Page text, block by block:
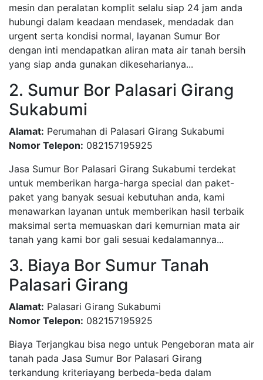
mesin dan peralatan komplit selalu siap 24 jam anda
hubungi dalam keadaan mendasek, mendadak dan
urgent serta kondisi normal, layanan Sumur Bor
dengan inti mendapatkan aliran mata air tanah bersih
yang siap anda gunakan dikeseharianya...
2. Sumur Bor Palasari Girang
Sukabumi
Alamat: Perumahan di Palasari Girang Sukabumi
Nomor Telepon: 082157195925
Jasa Sumur Bor Palasari Girang Sukabumi terdekat
untuk memberikan harga-harga special dan paket-
paket yang banyak sesuai kebutuhan anda, kami
menawarkan layanan untuk memberikan hasil terbaik
maksimal serta memuaskan dari kemurnian mata air
tanah yang kami bor gali sesuai kedalamannya...
3. Biaya Bor Sumur Tanah
Palasari Girang
Alamat: Palasari Girang Sukabumi
Nomor Telepon: 082157195925
Biaya Terjangkau bisa nego untuk Pengeboran mata air
tanah pada Jasa Sumur Bor Palasari Girang
terkandung kriteriayang berbeda-beda dalam